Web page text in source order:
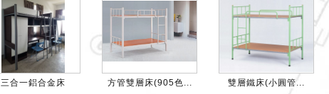
三合一鋁合金床 方管雙層床(905色... 雙層鐵床(小圓管...